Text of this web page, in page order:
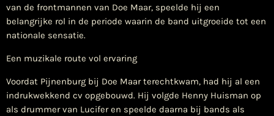
van de frontmannen van Doe Maar, speelde hij een
belangrijke rol in de periode waarin de band uitgroeide tot een
nationale sensatie.
Een muzikale route vol ervaring
Voordat Pijnenburg bij Doe Maar terechtkwam, had hij al een
indrukwekkend cv opgebouwd. Hij volgde Henny Huisman op
als drummer van Lucifer en speelde daarna bij bands als